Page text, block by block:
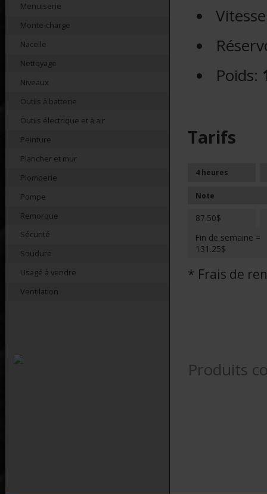
Menuiserie
Monte-charge
Nacelle
Nettoyage
Niveaux
Outils à batterie
Outils électrique et à air
Peinture
Plancher et mur
Plomberie
Pompe
Remorque
Sécurité
Soudure
Usagé à vendre
Ventilation
Poids:
Tarifs
4 heures
Note
87.50$
Fin de semaine =
131.25$
* Frais de
Produits